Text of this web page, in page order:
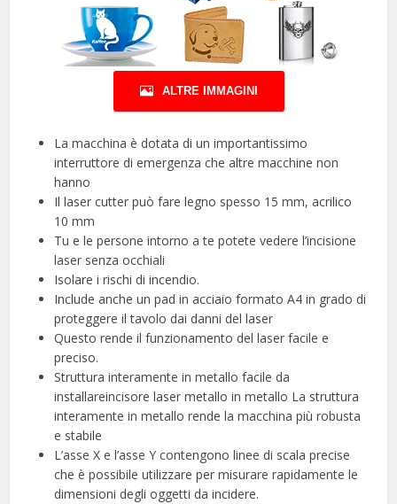
ALTRE IMMAGINI
La macchina è dotata di un importantissimo
interruttore di emergenza che altre macchine non
hanno
Il laser cutter può fare legno spesso 15 mm, acrilico
10 mm
Tu e le persone intorno a te potete vedere l’incisione
laser senza occhiali
Isolare i rischi di incendio.
Include anche un pad in acciaio formato A4 in grado di
proteggere il tavolo dai danni del laser
Questo rende il funzionamento del laser facile e
preciso.
Struttura interamente in metallo facile da
installareincisore laser metallo in metallo La struttura
interamente in metallo rende la macchina più robusta
e stabile
L’asse X e l’asse Y contengono linee di scala precise
che è possibile utilizzare per misurare rapidamente le
dimensioni degli oggetti da incidere.